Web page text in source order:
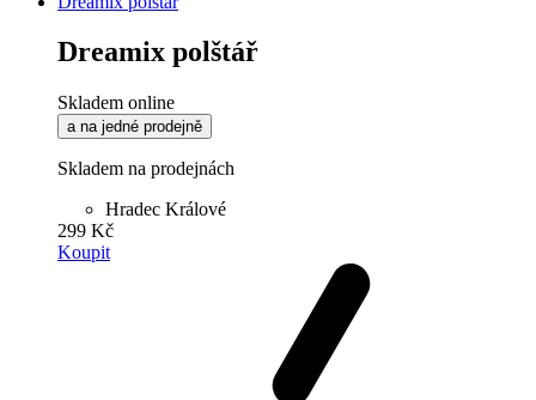
Dreamix polštář
Skladem online
a na jedné prodejně
Skladem na prodejnách
Hradec Králové
299 Kč
Koupit